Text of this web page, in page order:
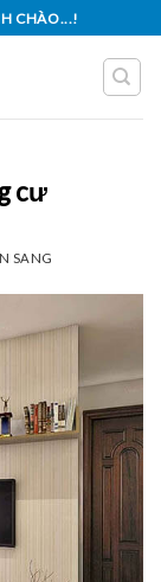
CHÀO...!
cư
SANG